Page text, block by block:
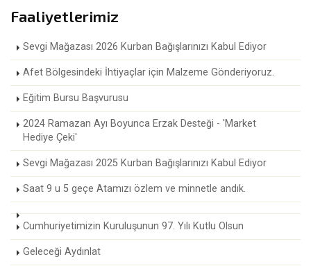
Faaliyetlerimiz
Sevgi Mağazası 2026 Kurban Bağışlarınızı Kabul Ediyor
Afet Bölgesindeki İhtiyaçlar için Malzeme Gönderiyoruz.
Eğitim Bursu Başvurusu
2024 Ramazan Ayı Boyunca Erzak Desteği - 'Market
Hediye Çeki'
Sevgi Mağazası 2025 Kurban Bağışlarınızı Kabul Ediyor
Saat 9 u 5 geçe Atamızı özlem ve minnetle andık.
Cumhuriyetimizin Kuruluşunun 97. Yılı Kutlu Olsun
Geleceği Aydınlat